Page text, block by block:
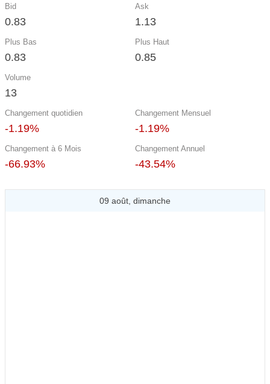
Bid
0.83
Ask
1.13
Plus Bas
0.83
Plus Haut
0.85
Volume
13
Changement quotidien
-1.19%
Changement Mensuel
-1.19%
Changement à 6 Mois
-66.93%
Changement Annuel
-43.54%
09 août, dimanche